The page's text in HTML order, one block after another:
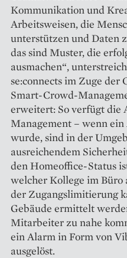
Kommunikation und
Arbeitsweisen, die
unterstützen und Daten
das sind Muster, die
ausmachen“,
se:connects im Zuge der
Smart-Crowd-
erweitert: So verfügt die
Management – wenn
wurde, sind in der
ausreichendem
den Homeoffice-Status
welcher Kollege im Büro
der Zugangslimitierung
Gebäude ermittelt
Mitarbeiter zu nahe
ein Alarm in Form von
ausgelöst.